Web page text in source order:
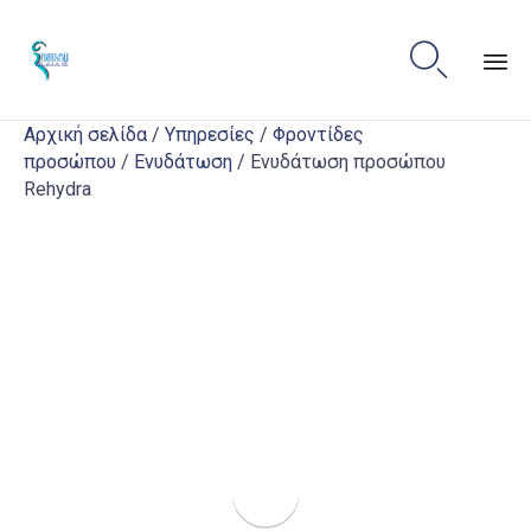

Αρχική σελίδα / Υπηρεσίες / Φροντίδες
προσώπου / Ενυδάτωση / Ενυδάτωση προσώπου
Rehydra